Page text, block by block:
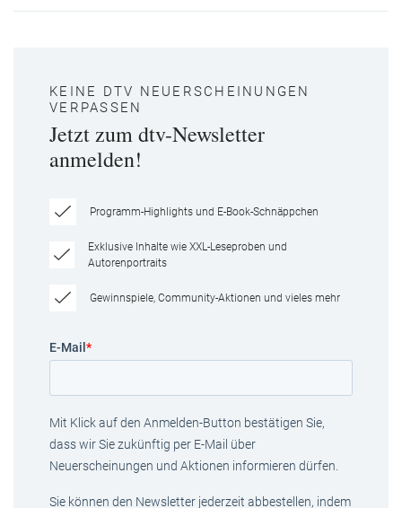
KEINE DTV NEUERSCHEINUNGEN
VERPASSEN
Jetzt zum dtv-Newsletter
anmelden!
Programm-Highlights und E-Book-Schnäppchen
Exklusive Inhalte wie XXL-Leseproben und
Autorenportraits
Gewinnspiele, Community-Aktionen und vieles mehr
E-Mail *
Mit Klick auf den Anmelden-Button bestätigen Sie,
dass wir Sie zukünftig per E-Mail über
Neuerscheinungen und Aktionen informieren dürfen.
Sie können den Newsletter jederzeit abbestellen, indem